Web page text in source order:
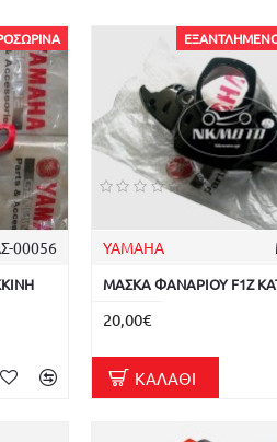
00056 YAMAHA
ΜΑΣΚΑ ΦΑΝΑΡΙΟΥ F1Z
20,00€
ΚΑΛΆΘΙ